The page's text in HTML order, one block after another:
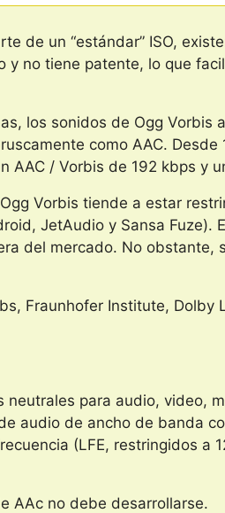
de un “estándar” ISO,
y no tiene patente, lo que
los sonidos de Ogg Vorbis
como AAC. Desde
AAC / Vorbis de 192 kbps y
Vorbis tiende a estar
JetAudio y Sansa Fuze).
del mercado. No obstante,
Fraunhofer Institute, Dolby
neutrales para audio, video,
audio de ancho de banda
(LFE, restringidos a
AAc no debe desarrollarse.